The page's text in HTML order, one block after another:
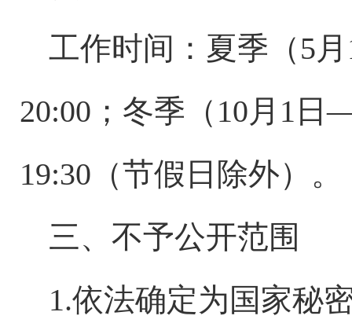
工作时间：夏季（5
20:00；冬季（10月1日
19:30（节假日除外）。
三、不予公开范围
1.依法确定为国家秘